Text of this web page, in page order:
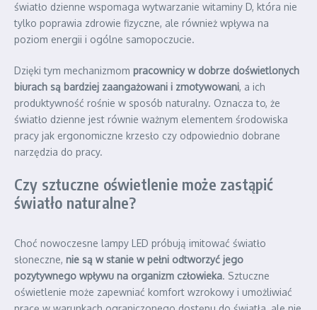
światło dzienne wspomaga wytwarzanie witaminy D, która nie
tylko poprawia zdrowie fizyczne, ale również wpływa na
poziom energii i ogólne samopoczucie.
Dzięki tym mechanizmom pracownicy w dobrze doświetlonych
biurach są bardziej zaangażowani i zmotywowani, a ich
produktywność rośnie w sposób naturalny. Oznacza to, że
światło dzienne jest równie ważnym elementem środowiska
pracy jak ergonomiczne krzesło czy odpowiednio dobrane
narzędzia do pracy.
Czy sztuczne oświetlenie może zastąpić
światło naturalne?
Choć nowoczesne lampy LED próbują imitować światło
słoneczne, nie są w stanie w pełni odtworzyć jego
pozytywnego wpływu na organizm człowieka. Sztuczne
oświetlenie może zapewniać komfort wzrokowy i umożliwiać